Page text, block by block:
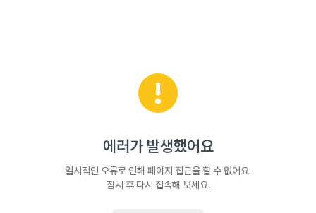
에러가 발생했어요
일시적인 오류로 인해 페이지 접근을 할 수 없어요.
잠시 후 다시 접속해 보세요.